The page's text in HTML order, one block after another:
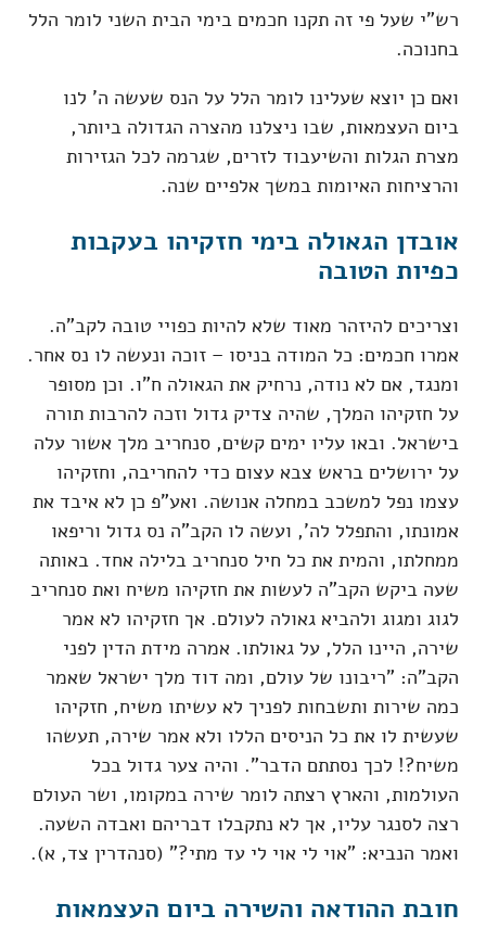
רש"י שעל פי זה תקנו חכמים בימי הבית השני לומר הלל
בחנוכה.
ואם כן יוצא שעלינו לומר הלל על הנס שעשה ה' לנו
ביום העצמאות, שבו ניצלנו מהצרה הגדולה ביותר,
מצרת הגלות והשיעבוד לזרים, שגרמה לכל הגזירות
והרציחות האיומות במשך אלפיים שנה.
אובדן הגאולה בימי חזקיהו בעקבות
כפיות הטובה
וצריכים להיזהר מאוד שלא להיות כפויי טובה לקב"ה.
אמרו חכמים: כל המודה בניסו – זוכה ונעשה לו נס אחר.
ומנגד, אם לא נודה, נרחיק את הגאולה ח"ו. וכן מסופר
על חזקיהו המלך, שהיה צדיק גדול וזכה להרבות תורה
בישראל. ובאו עליו ימים קשים, סנחריב מלך אשור עלה
על ירושלים בראש צבא עצום כדי להחריבה, וחזקיהו
עצמו נפל למשכב במחלה אנושה. ואע"פ כן לא איבד את
אמונתו, והתפלל לה', ועשה לו הקב"ה נס גדול וריפאו
ממחלתו, והמית את כל חיל סנחריב בלילה אחד. באותה
שעה ביקש הקב"ה לעשות את חזקיהו משיח ואת סנחריב
לגוג ומגוג ולהביא גאולה לעולם. אך חזקיהו לא אמר
שירה, היינו הלל, על גאולתו. אמרה מידת הדין לפני
הקב"ה: "ריבונו של עולם, ומה דוד מלך ישראל שאמר
כמה שירות ותשבחות לפניך לא עשיתו משיח, חזקיהו
שעשית לו את כל הניסים הללו ולא אמר שירה, תעשהו
משיח?! לכך נסתתם הדבר". והיה צער גדול בכל
העולמות, והארץ רצתה לומר שירה במקומו, ושר העולם
רצה לסנגר עליו, אך לא נתקבלו דבריהם ואבדה השעה.
ואמר הנביא: "אוי לי אוי לי עד מתי?" (סנהדרין צד, א).
חובת ההודאה והשירה ביום העצמאות